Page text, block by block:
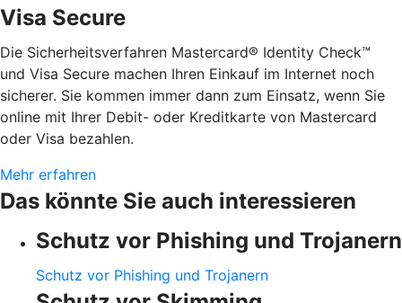
Visa Secure
Die Sicherheitsverfahren Mastercard® Identity Check™
und Visa Secure machen Ihren Einkauf im Internet noch
sicherer. Sie kommen immer dann zum Einsatz, wenn Sie
online mit Ihrer Debit- oder Kreditkarte von Mastercard
oder Visa bezahlen.
Mehr erfahren
Das könnte Sie auch interessieren
Schutz vor Phishing und Trojanern
Schutz vor Phishing und Trojanern